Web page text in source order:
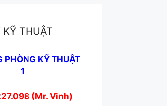
KỸ THUẬT
PHÒNG KỸ THUẬT
1
(Mr. Vinh)